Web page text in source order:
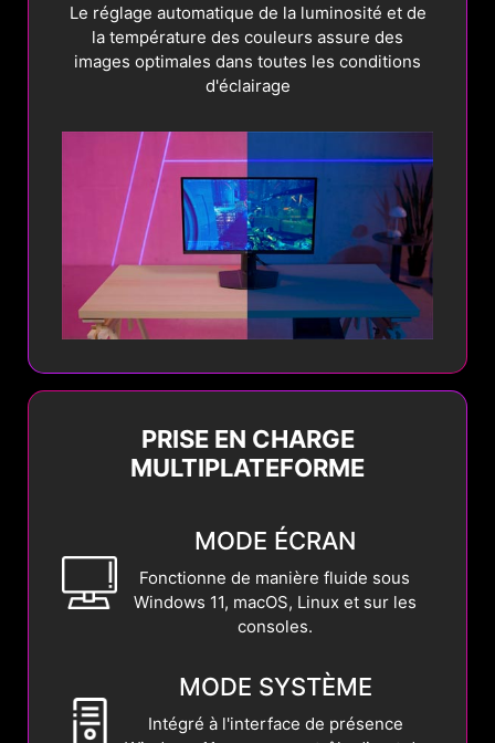
Le réglage automatique de la luminosité et de
la température des couleurs assure des
images optimales dans toutes les conditions
d'éclairage
PRISE EN CHARGE
MULTIPLATEFORME
MODE ÉCRAN
Fonctionne de manière fluide sous
Windows 11, macOS, Linux et sur les
consoles.
MODE SYSTÈME
Intégré à l'interface de présence